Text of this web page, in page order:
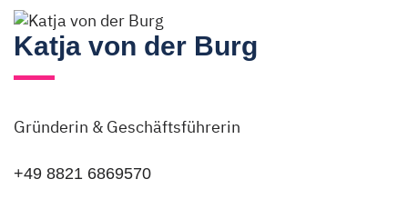
Katja von der Burg
Gründerin & Geschäftsführerin
+49 8821 6869570